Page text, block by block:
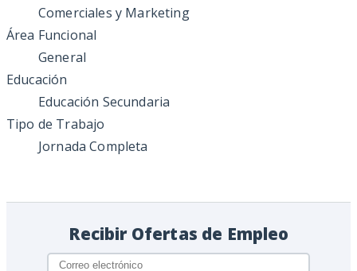
Comerciales y Marketing
Área Funcional
General
Educación
Educación Secundaria
Tipo de Trabajo
Jornada Completa
Recibir Ofertas de Empleo